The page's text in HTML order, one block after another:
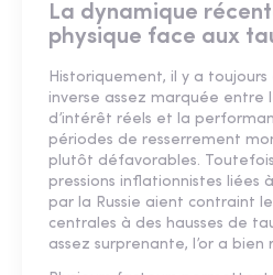
La dynamique
physique face aux
Historiquement, il y a
inverse assez marquée entre
d’intérêt réels et la
périodes de resserrement
plutôt défavorables.
pressions inflationnistes liées à
par la Russie aient contraint
centrales à des hausses de
assez surprenante, l’or a bien